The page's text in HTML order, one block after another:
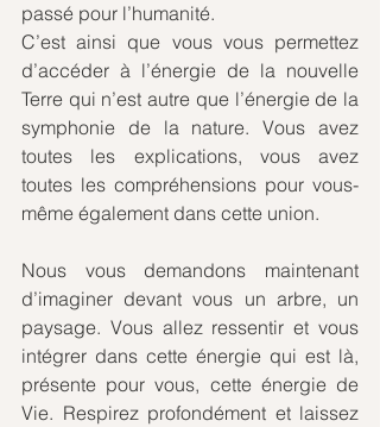
passé pour l’humanité.
C’est ainsi que vous vous permettez
d’accéder à l’énergie de la nouvelle
Terre qui n’est autre que l’énergie de la
symphonie de la nature. Vous avez
toutes les explications, vous avez
toutes les compréhensions pour vous-
même également dans cette union.
Nous vous demandons maintenant
d’imaginer devant vous un arbre, un
paysage. Vous allez ressentir et vous
intégrer dans cette énergie qui est là,
présente pour vous, cette énergie de
Vie. Respirez profondément et laissez